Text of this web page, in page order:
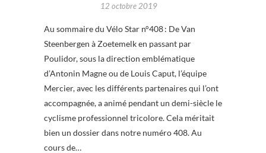
12 octobre 2019
Au sommaire du Vélo Star n°408 : De Van
Steenbergen à Zoetemelk en passant par
Poulidor, sous la direction emblématique
d’Antonin Magne ou de Louis Caput, l’équipe
Mercier, avec les différents partenaires qui l’ont
accompagnée, a animé pendant un demi-siècle le
cyclisme professionnel tricolore. Cela méritait
bien un dossier dans notre numéro 408. Au
cours de…